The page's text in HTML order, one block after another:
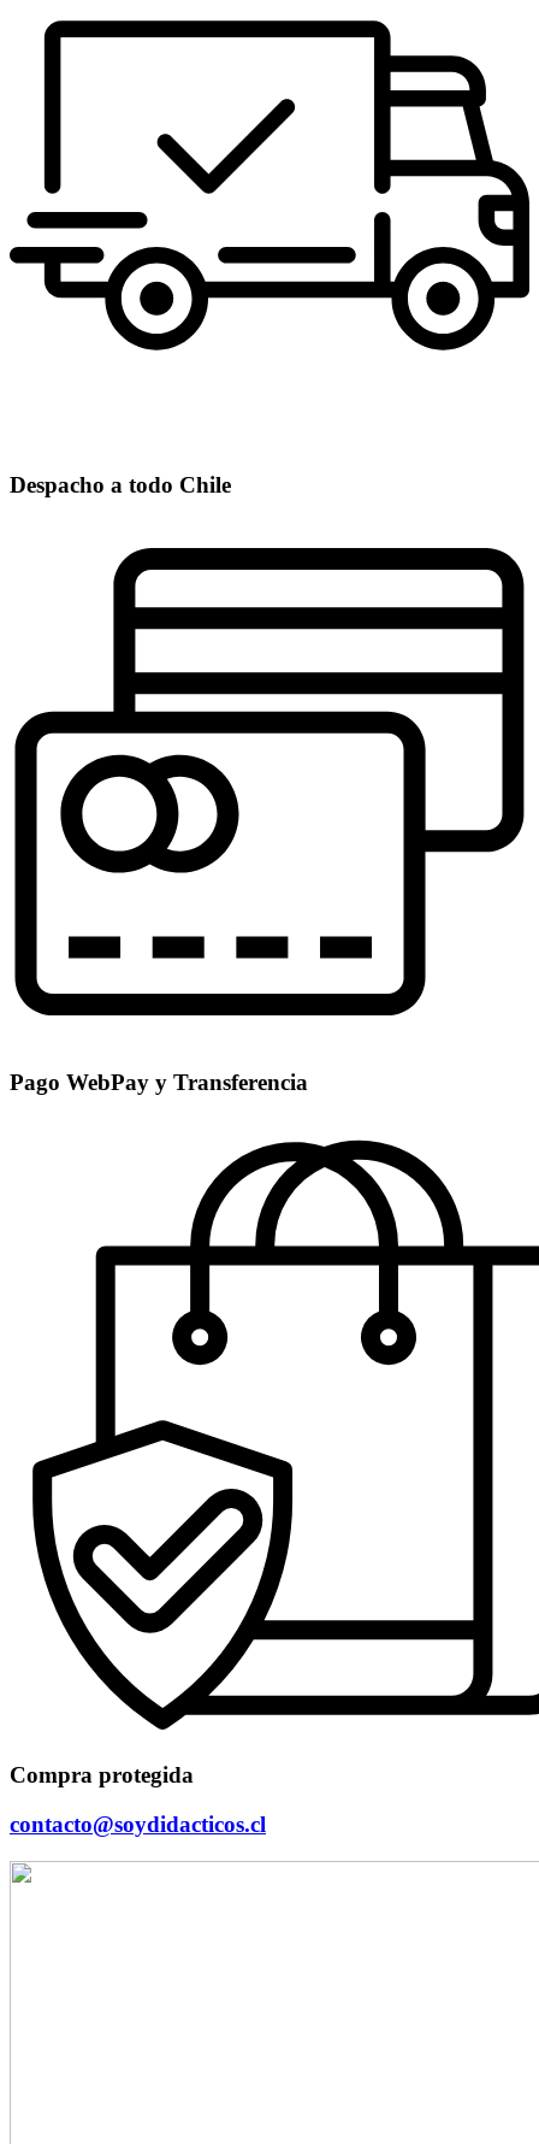
Despacho a todo Chile
Pago WebPay y Transferencia
Compra protegida
contacto@soydidacticos.cl